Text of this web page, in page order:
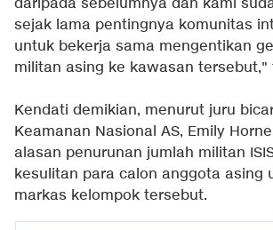
sejak lama pentingnya komunitas
untuk bekerja sama mengentikan
militan asing ke kawasan tersebut,"
Kendati demikian, menurut juru
Keamanan Nasional AS, Emily
alasan penurunan jumlah militan
kesulitan para calon anggota asing
markas kelompok tersebut.